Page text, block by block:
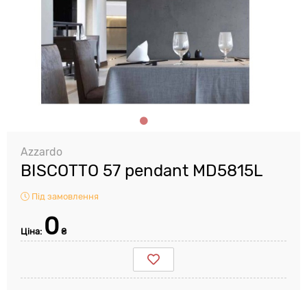
Azzardo
BISCOTTO 57 pendant MD5815L
Під замовлення
Ціна: 0 ₴